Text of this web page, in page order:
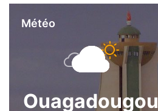
Météo
Ouagadougou